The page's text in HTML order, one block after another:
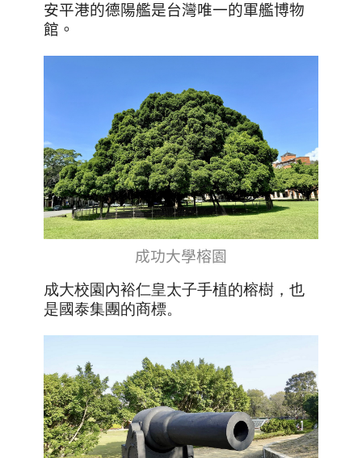
安平港的德陽艦是台灣唯一的軍艦博物
館 。
成功大學榕園
成大校園內裕仁皇太子手植的榕樹，也
是國泰集團的商標。